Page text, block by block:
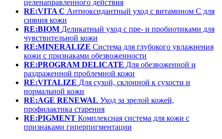
целенаправленного действия
RE:VITA C Антиоксидантный уход с витамином С для
сияния кожи
RE:BIOM Деликатный уход с пре- и пробиотиками для
чувствительной кожи
RE:MINERALIZE Система для глубокого увлажнения
кожи с признаками обезвоженности
RE:PROGRAM DELICATE Для обезвоженной и
раздраженной проблемной кожи
RE:VITALIZE Для сухой, склонной к сухости и
нормальной кожи
RE:AGE RENEWAL Уход за зрелой кожей,
профилактика старения
RE:PIGMENT Комплексная система для кожи с
признаками гиперпигментации